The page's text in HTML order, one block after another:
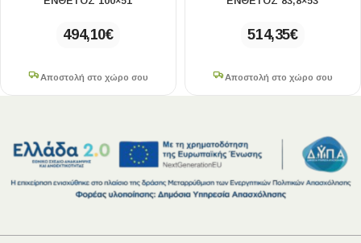
494,10€
Αποστολή στο χώρο σου
514,35€
Αποστολή στο χώρο σου